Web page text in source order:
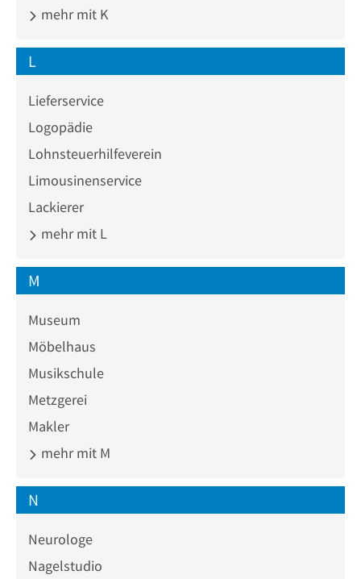
mehr mit K
L
Lieferservice
Logopädie
Lohnsteuerhilfeverein
Limousinenservice
Lackierer
mehr mit L
M
Museum
Möbelhaus
Musikschule
Metzgerei
Makler
mehr mit M
N
Neurologe
Nagelstudio